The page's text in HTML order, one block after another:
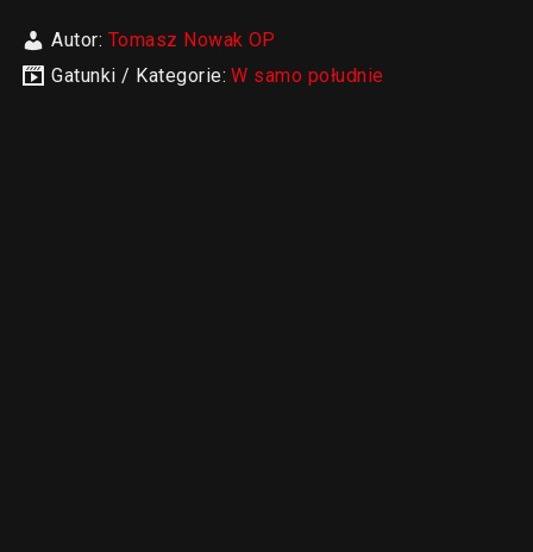
Autor: Tomasz Nowak OP
Gatunki / Kategorie:W samo południe